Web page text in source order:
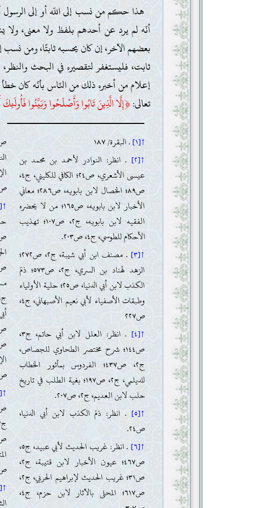
هذا حكم من نسب إلى اللّه أو إلى الرسول
أنّه لم يرد عن أحدهم بلفظ ولا معنى،
بعضهم الآخر، إن كان يحسبه ثابتًا، ومن نسب
ثابت، فليستغفر لتقصيره في البحث
إعلام من أخبره ذلك من النّاس بأنّه كان
تعالى:﴿إِلَّا الَّذِينَ تَابُوا وَأَصْلَحُوا وَبَيَّنُوا
↑[١] . البقرة/ ١٨٧
↑[٢] . انظر: النوادر لأحمد بن محمد بن
عيسى الأشعري، ص٢٤؛ الكافي للكليني، ج٤،
ص٨٩؛ الخصال لابن بابويه، ص٢٨٦؛ معاني
الأخبار لابن بابويه، ص١٦٥؛ من لا يحضره
الفقيه لابن بابويه، ج٢، ص١٠٧؛ تهذيب
الأحكام للطوسي، ج٤، ص٢٠٣.
↑[٣]
. مصنف ابن أبي شيبة، ج٢، ص٢٧٢؛
الزهد لهناد بن السري، ج٢، ص٥٧٣؛ ذمّ
الكذب لابن أبي الدنيا، ص٢٥؛ حلية الأولياء
وطبقات الأصفياء لأبي نعيم الأصبهاني، ج٤،
ص٢٢٧
↑[٤]
. انظر: العلل لابن أبي حاتم، ج٣،
ص١٤٤؛ شرح مختصر الطحاوي للجصاص،
ج٢، ص٤٣٧؛ الفردوس بمأثور الخطاب
للديلمي، ج٢، ص١٩٧؛ بغية الطلب في تاريخ
حلب لابن العديم، ج٢، ص٢٠٧.
↑[٥] . انظر: ذمّ الكذب لابن أبي الدنيا،
ص٢٤.
↑[٦]
. انظر: غريب الحديث لأبي عبيد، ج٥،
ص٤٦٧؛ عيون الأخبار لابن قتيبة، ج٢،
ص٣١؛ غريب الحديث لإبراهيم الحربي، ج٢،
ص٦١٧؛ المحلى بالآثار لابن حزم، ج٤،
ص٨٤؛ دلائل
↑[١٥]
ص٢٩١؛ الخصال
↑[١٦]
↑[١٧]